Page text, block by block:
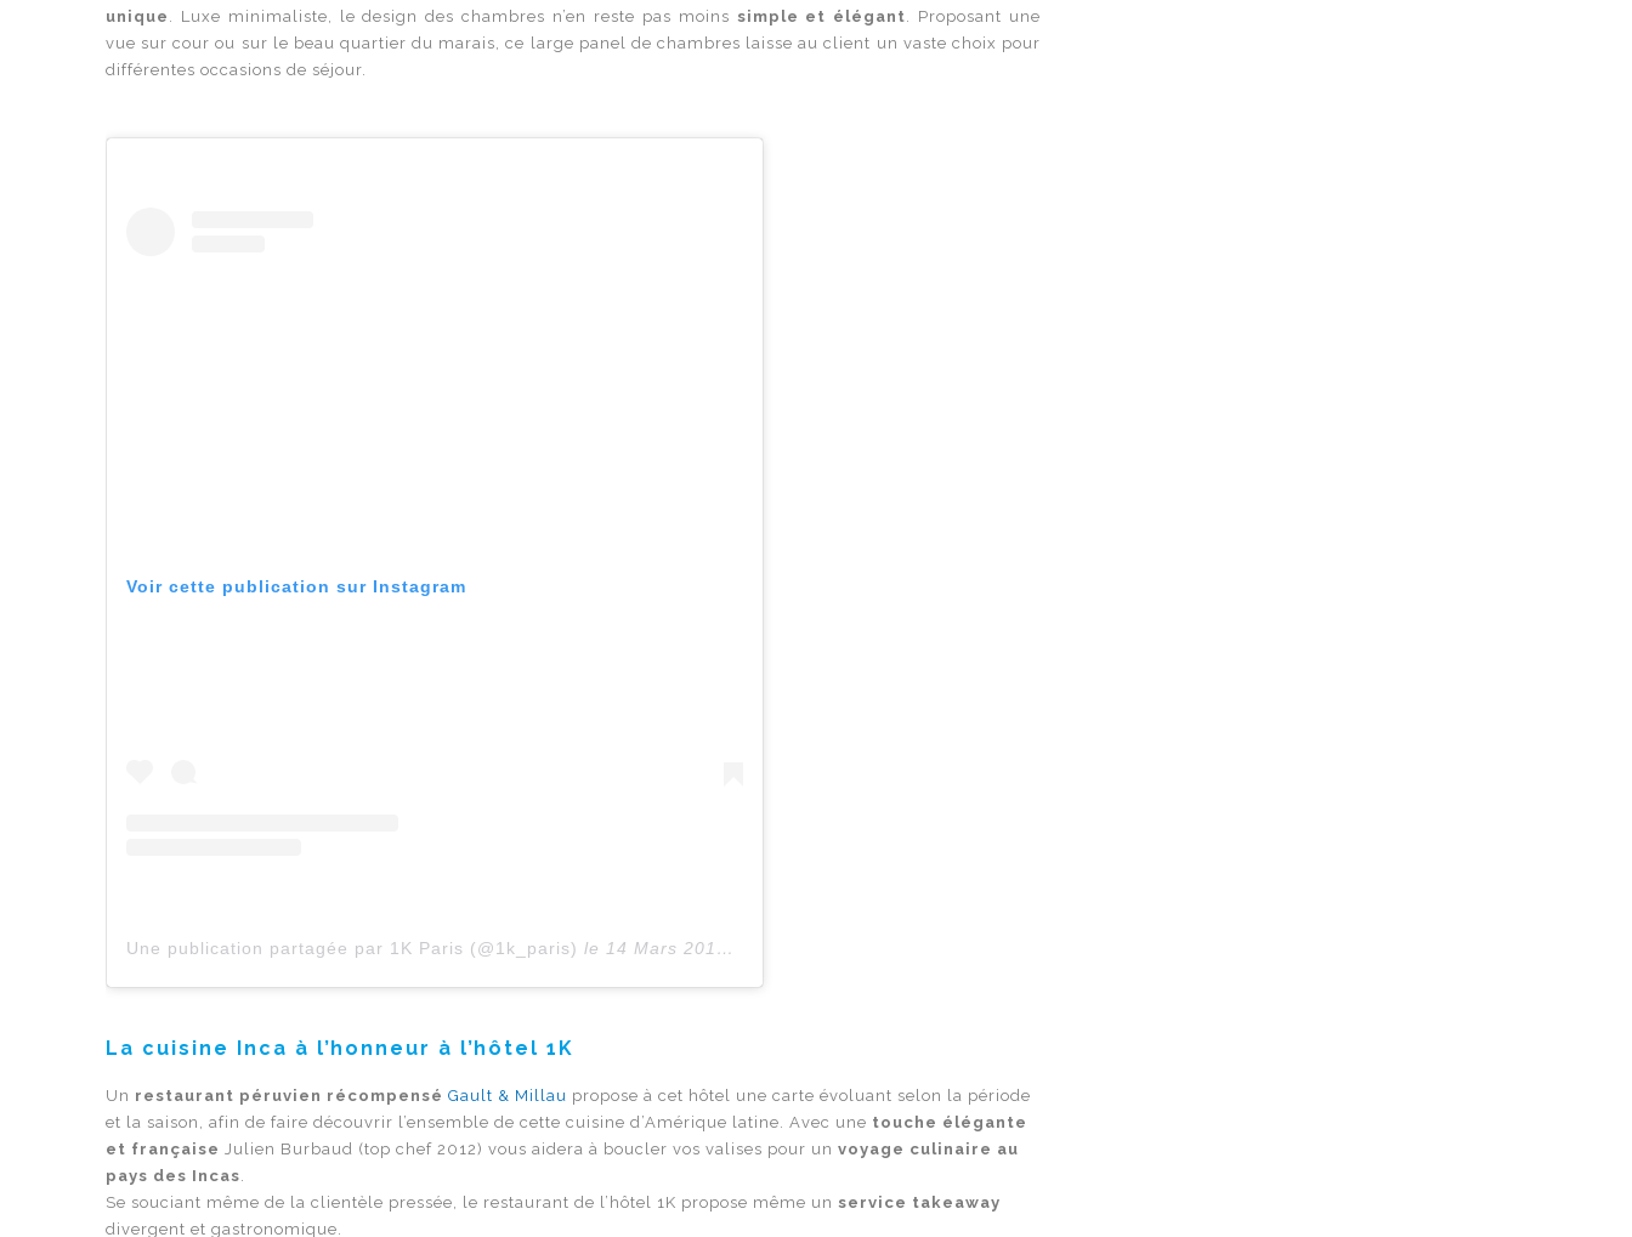
unique . Luxe minimaliste, le design des chambres n’en reste pas moins simple et élégant. Proposant une
vue sur cour ou sur le beau quartier du marais, ce large panel de chambres laisse au client un vaste choix pour
différentes occasions de séjour.
Voir cette publication sur Instagram
Une publication partagée par 1K Paris (@1k_paris) le 14 Mars 2018 à 7 :23 PDT
La cuisine Inca à l’honneur à l’hôtel 1K
Un restaurant péruvien récompensé Gault & Millau propose à cet hôtel une carte évoluant selon la période
et la saison, afin de faire découvrir l’ensemble de cette cuisine d’Amérique latine. Avec une touche élégante
et française Julien Burbaud (top chef 2012) vous aidera à boucler vos valises pour un voyage culinaire au
pays des Incas
Se souciant même de la clientèle pressée, le restaurant de l’hôtel 1K propose même un service takeaway
divergent et gastronomique.